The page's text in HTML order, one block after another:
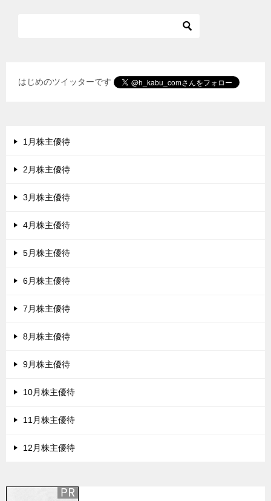
はじめのツイッターです
1月株主優待
2月株主優待
3月株主優待
4月株主優待
5月株主優待
6月株主優待
7月株主優待
8月株主優待
9月株主優待
10月株主優待
11月株主優待
12月株主優待